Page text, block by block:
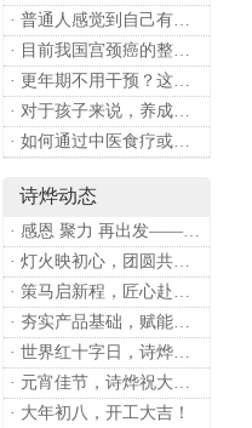
· 普通人感觉到自己有心理问题，有哪些方式可以来帮助缓解？
· 目前我国宫颈癌的整体流行情况和防治形势如何？
· 更年期不用干预？这是个误会
· 对于孩子来说，养成哪些好习惯能够预防近视？
· 如何通过中医食疗或穴位按摩等方式来祛湿健脾？
诗烨动态
· 感恩 聚力 再出发——上海诗烨企业发展有限公司成立20周年庆典
· 灯火映初心，团圆共安康 —— 诗烨恭祝大家元宵喜乐
· 策马启新程，匠心赴华章——诗烨开工大吉
· 夯实产品基础，赋能专业服务——上海诗烨办公椅产品基础知识培训圆满开展
· 世界红十字日，诗烨向全体红十字人致以最诚挚的节日祝福
· 元宵佳节，诗烨祝大家团团圆圆
· 大年初八，开工大吉！